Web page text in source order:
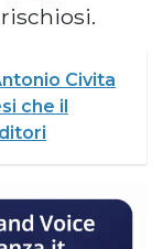
Civita
che il